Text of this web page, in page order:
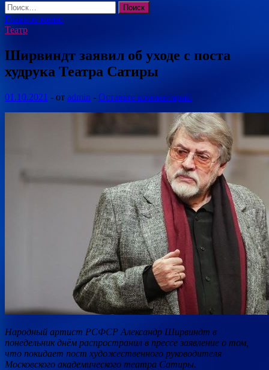
Найти:
Главное меню
Театр
Ширвиндт заявил об уходе с поста
худрука Театра Сатиры
01.10.2021 - от admin - Оставьте комментарий
Народный артист РСФСР Александр Ширвиндт в
понедельник днём распространил в прессе заявление о том,
что покидает пост художественного руководителя
Московского академического театра Сатиры.